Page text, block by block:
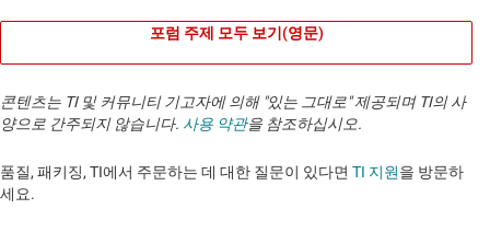
포럼 주제 모두 보기(영문)
콘텐츠는 TI 및 커뮤니티 기고자에 의해 "있는 그대로" 제공되며 TI의 사
양으로 간주되지 않습니다. 사용 약관을 참조하십시오.
품질, 패키징, TI에서 주문하는 데 대한 질문이 있다면 TI 지원을 방문하
세요. ​​​​​​​​​​​​​​